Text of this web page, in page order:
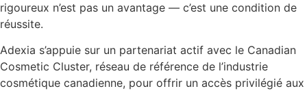
rigoureux n’est pas un avantage — c’est une condition de
réussite.
Adexia s’appuie sur un partenariat actif avec le Canadian
Cosmetic Cluster, réseau de référence de l’industrie
cosmétique canadienne, pour offrir un accès privilégié aux